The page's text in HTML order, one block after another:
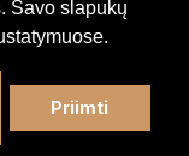
Savo slapukų
Priimti
2026 - Visos teisės